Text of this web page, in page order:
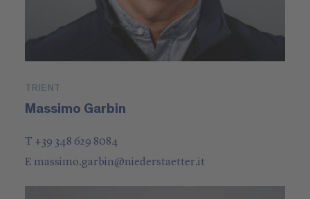
TRIENT
Massimo Garbin
T +39 348 629 8084
E massimo.garbin@niederstaetter.it